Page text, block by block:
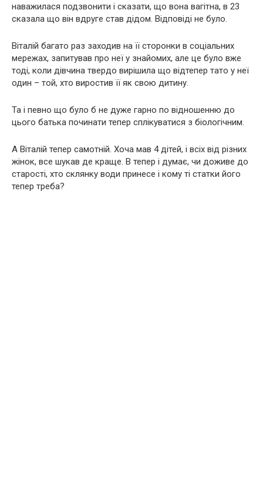
наважилася подзвонити і сказати, що вона вагітна, в 23
сказала що він вдруге став дідом. Відповіді не було.
Віталій багато раз заходив на її сторонки в соціальних
мережах, запитував про неї у знайомих, але це було вже
тоді, коли дівчина твердо вирішила що відтепер тато у неї
один – той, хто виростив її як свою дитину.
Та і певно що було б не дуже гарно по відношенню до
цього батька починати тепер сплікуватися з біологічним.
А Віталій тепер самотній. Хоча мав 4 дітей, і всіх від різних
жінок, все шукав де краще. В тепер і думає, чи доживе до
старості, хто склянку води принесе і кому ті статки його
тепер треба?